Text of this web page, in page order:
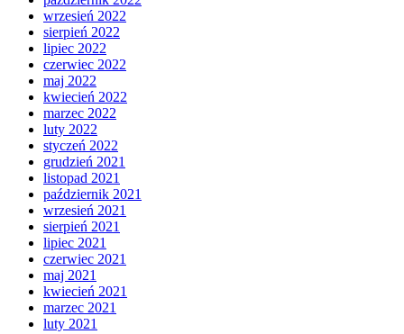
wrzesień 2022
sierpień 2022
lipiec 2022
czerwiec 2022
maj 2022
kwiecień 2022
marzec 2022
luty 2022
styczeń 2022
grudzień 2021
listopad 2021
październik 2021
wrzesień 2021
sierpień 2021
lipiec 2021
czerwiec 2021
maj 2021
kwiecień 2021
marzec 2021
luty 2021